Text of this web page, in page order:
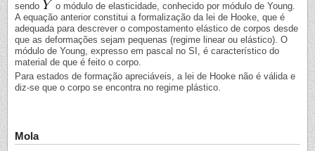
sendo
o módulo de elasticidade, conhecido por módulo de Young.
A equação anterior constitui a formalização da lei de Hooke, que é
adequada para descrever o compostamento elástico de corpos desde
que as deformações sejam pequenas (regime linear ou elástico). O
módulo de Young, expresso em pascal no SI, é característico do
material de que é feito o corpo.
Para estados de formação apreciáveis, a lei de Hooke não é válida e
diz-se que o corpo se encontra no regime plástico.
Mola